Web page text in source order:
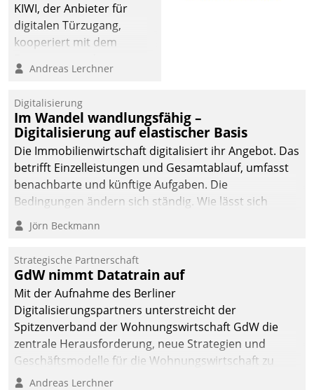
KIWI, der Anbieter für
digitalen Türzugang,
kooperiert mit dem
Softwareentwicklungshaus
Andreas Lerchner
Digitalisierung
Im Wandel wandlungsfähig –
Digitalisierung auf elastischer Basis
Die Immobilienwirtschaft digitalisiert ihr Angebot. Das
betrifft Einzelleistungen und Gesamtablauf, umfasst
benachbarte und künftige Aufgaben. Die
Bedingungen ändern sich ständig. Wie lässt sich
technisch die Kontrolle wahren und zugleich Freiraum
fürs Wachsen öffnen?
Jörn Beckmann
Strategische Partnerschaft
GdW nimmt Datatrain auf
Mit der Aufnahme des Berliner
Digitalisierungspartners unterstreicht der
Spitzenverband der Wohnungswirtschaft GdW die
zentrale Herausforderung, neue Strategien und
Geschäftsmodelle für die Wohnungswirtschaft zu
entwickeln.
Andreas Lerchner